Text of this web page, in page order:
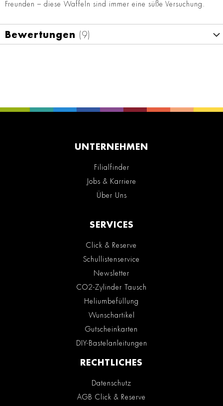
Freunden – diese Waffeln sind immer eine süße Versuchung.
Bewertungen 9
UNTERNEHMEN
Filialfinder
Jobs & Karriere
Über Uns
SERVICES
Click & Reserve
Schullistenservice
Newsletter
CO2-Zylinder Tausch
Heliumbefüllung
Wunschartikel
Gutscheinkarten
DIY-Bastelanleitungen
RECHTLICHES
Datenschutz
AGB Click & Reserve